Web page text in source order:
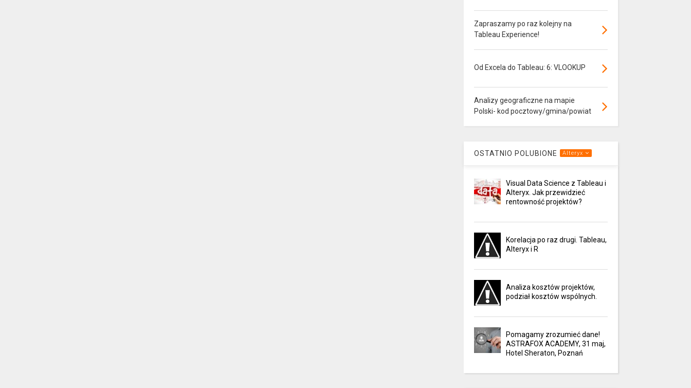
Zapraszamy po raz kolejny na
Tableau Experience!
Od Excela do Tableau: 6: VLOOKUP
Analizy geograficzne na mapie
Polski- kod pocztowy/gmina/powiat
OSTATNIO POLUBIONE Alteryx
Visual Data Science z Tableau i
Alteryx. Jak przewidzieć
rentowność projektów?
Korelacja po raz drugi. Tableau,
Alteryx i R
Analiza kosztów projektów,
podział kosztów wspólnych.
Pomagamy zrozumieć dane!
ASTRAFOX ACADEMY, 31 maj,
Hotel Sheraton, Poznań